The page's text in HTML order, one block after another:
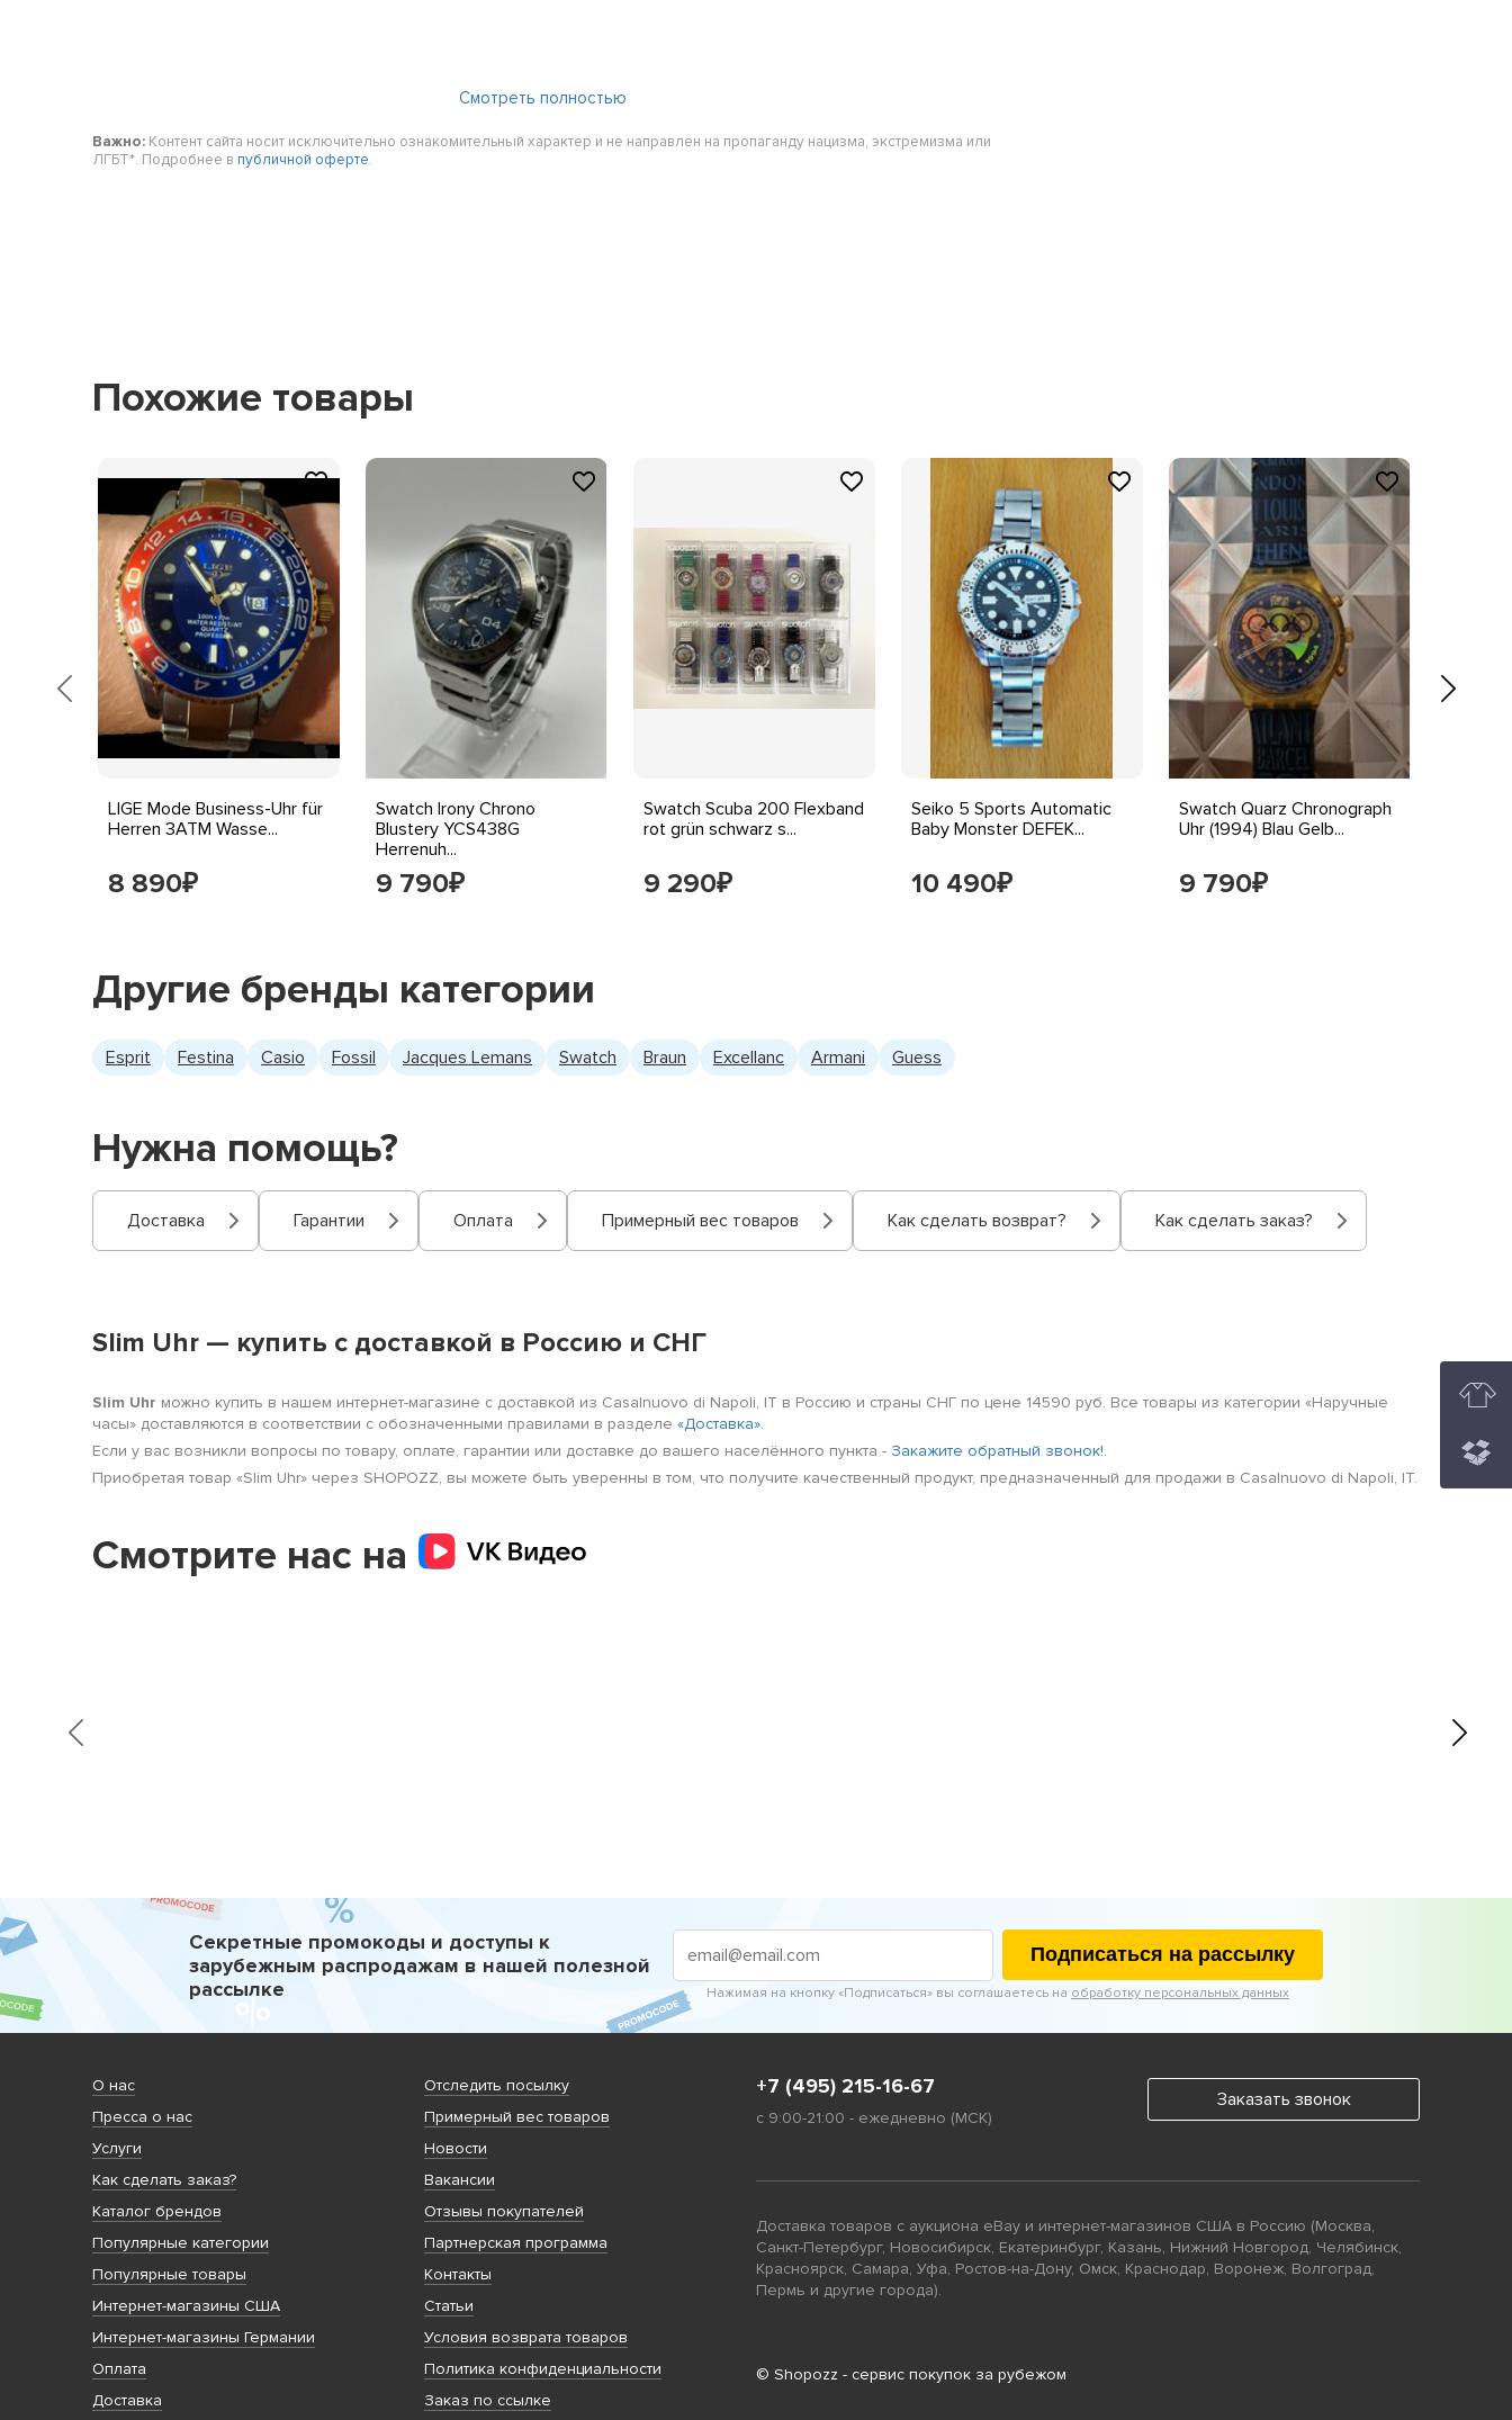
Смотреть полностью
Важно: Контент сайта носит исключительно ознакомительный характер и не направлен на пропаганду нацизма, экстремизма или
ЛГБТ*. Подробнее в публичной оферте.
Похожие товары
LIGE Mode Business-Uhr für
Herren 3ATM Wasse...
8 890₽
Swatch Irony Chrono
Blustery YCS438G
Herrenuh...
9 790₽
Swatch Scuba 200 Flexband
rot grün schwarz s...
9 290₽
Seiko 5 Sports Automatic
Baby Monster DEFEK...
10 490₽
Swatch Quarz Chronograph
Uhr (1994) Blau Gelb...
9 790₽
Другие бренды категории
Esprit Festina Casio Fossil Jacques Lemans Swatch Braun Excellanc Armani Guess
Нужна помощь?
Доставка Гарантии Оплата Примерный вес товаров Как сделать возврат? Как сделать заказ?
Slim Uhr — купить с доставкой в Россию и СНГ
Slim Uhr можно купить в нашем интернет-магазине с доставкой из Casalnuovo di Napoli, IT в Россию и страны СНГ по цене 14590 руб. Все товары из категории «Наручные
часы» доставляются в соответствии с обозначенными правилами в разделе «Доставка».
Если у вас возникли вопросы по товару, оплате, гарантии или доставке до вашего населённого пункта - Закажите обратный звонок!.
Приобретая товар «Slim Uhr» через SHOPOZZ, вы можете быть уверенны в том, что получите качественный продукт, предназначенный для продажи в Casalnuovo di Napoli, IT.
Смотрите нас на
Секретные промокоды и доступы к
зарубежным распродажам в нашей полезной
рассылке
Подписаться на рассылку
Нажимая на кнопку «Подписаться» вы соглашаетесь на обработку персональных данных
О нас
Пресса о нас
Услуги
Как сделать заказ?
Каталог брендов
Популярные категории
Популярные товары
Интернет-магазины США
Интернет-магазины Германии
Оплата
Доставка
Отследить посылку
Примерный вес товаров
Новости
Вакансии
Отзывы покупателей
Партнерская программа
Контакты
Статьи
Условия возврата товаров
Политика конфиденциальности
Заказ по ссылке
+7 (495) 215-16-67
с 9:00-21:00 - ежедневно (МСК)
Заказать звонок
Доставка товаров с аукциона eBay и интернет-магазинов США в Россию (Москва,
Санкт-Петербург, Новосибирск, Екатеринбург, Казань, Нижний Новгород, Челябинск,
Красноярск, Самара, Уфа, Ростов-на-Дону, Омск, Краснодар, Воронеж, Волгоград,
Пермь и другие города).
© Shopozz - сервис покупок за рубежом